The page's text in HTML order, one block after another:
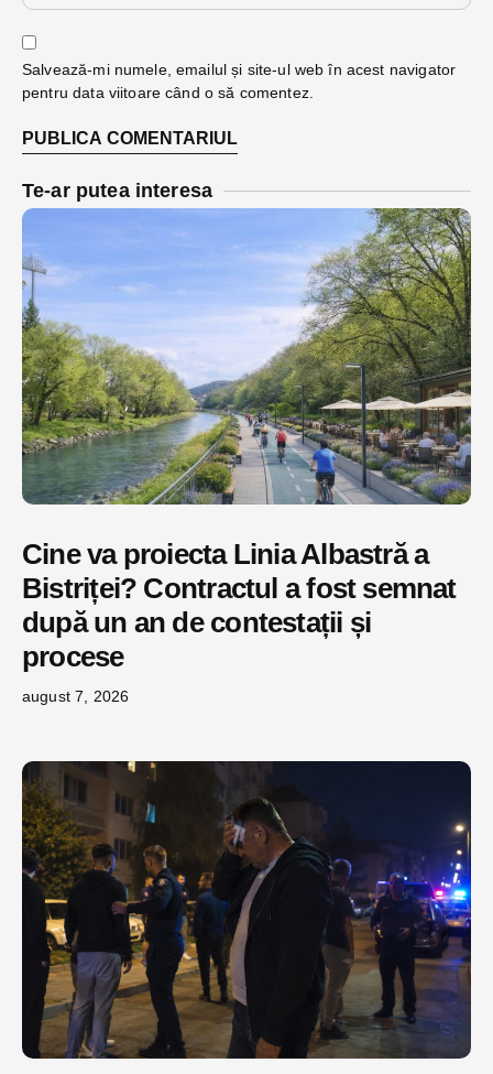
Salvează-mi numele, emailul și site-ul web în acest navigator
pentru data viitoare când o să comentez.
Te-ar putea interesa
Cine va proiecta Linia Albastră a
Bistriței? Contractul a fost semnat
după un an de contestații și
procese
august 7, 2026